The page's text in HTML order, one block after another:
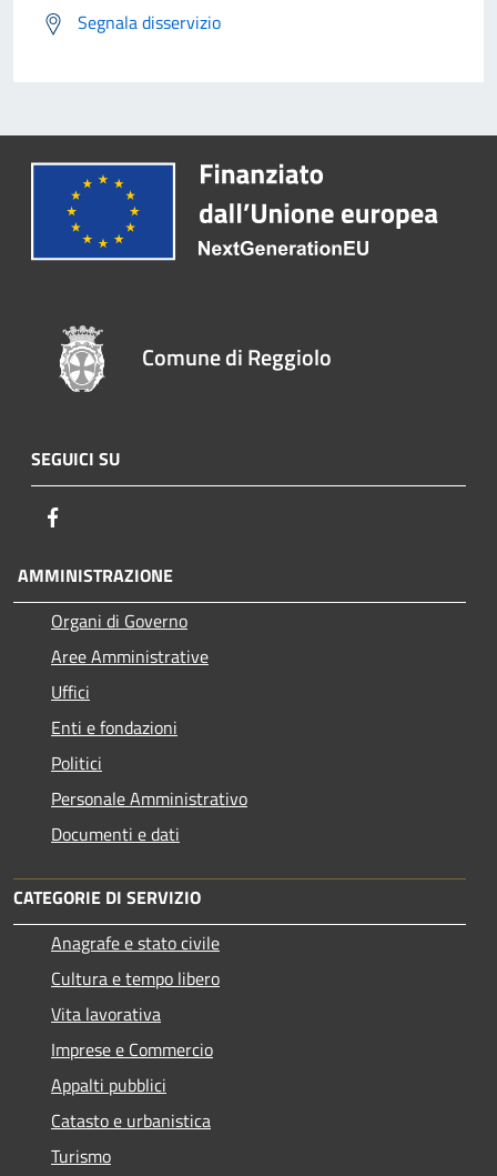
Segnala disservizio
Comune di Reggiolo
SEGUICI SU
AMMINISTRAZIONE
Organi di Governo
Aree Amministrative
Uffici
Enti e fondazioni
Politici
Personale Amministrativo
Documenti e dati
CATEGORIE DI SERVIZIO
Anagrafe e stato civile
Cultura e tempo libero
Vita lavorativa
Imprese e Commercio
Appalti pubblici
Catasto e urbanistica
Turismo